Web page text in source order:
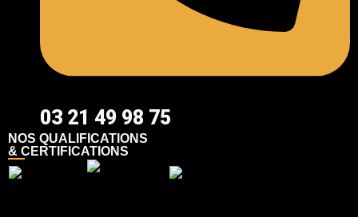
03 21 49 98 75
NOS QUALIFICATIONS
& CERTIFICATIONS